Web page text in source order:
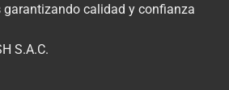
garantizando calidad y confianza
S.A.C.